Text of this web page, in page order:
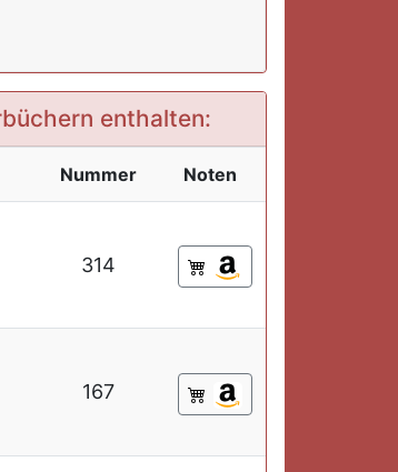
enthalten:
Nummer Noten
314
167